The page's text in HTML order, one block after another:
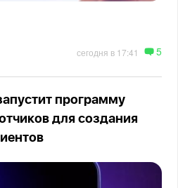
сегодня в 17:41 5
программу
для создания